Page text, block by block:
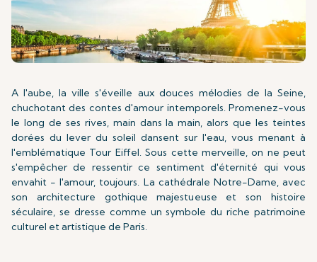
A l'aube, la ville s'éveille aux douces mélodies de la Seine,
chuchotant des contes d'amour intemporels. Promenez-vous
le long de ses rives, main dans la main, alors que les teintes
dorées du lever du soleil dansent sur l'eau, vous menant à
l'emblématique Tour Eiffel. Sous cette merveille, on ne peut
s'empêcher de ressentir ce sentiment d'éternité qui vous
envahit - l'amour, toujours. La cathédrale Notre-Dame, avec
son architecture gothique majestueuse et son histoire
séculaire, se dresse comme un symbole du riche patrimoine
culturel et artistique de Paris.